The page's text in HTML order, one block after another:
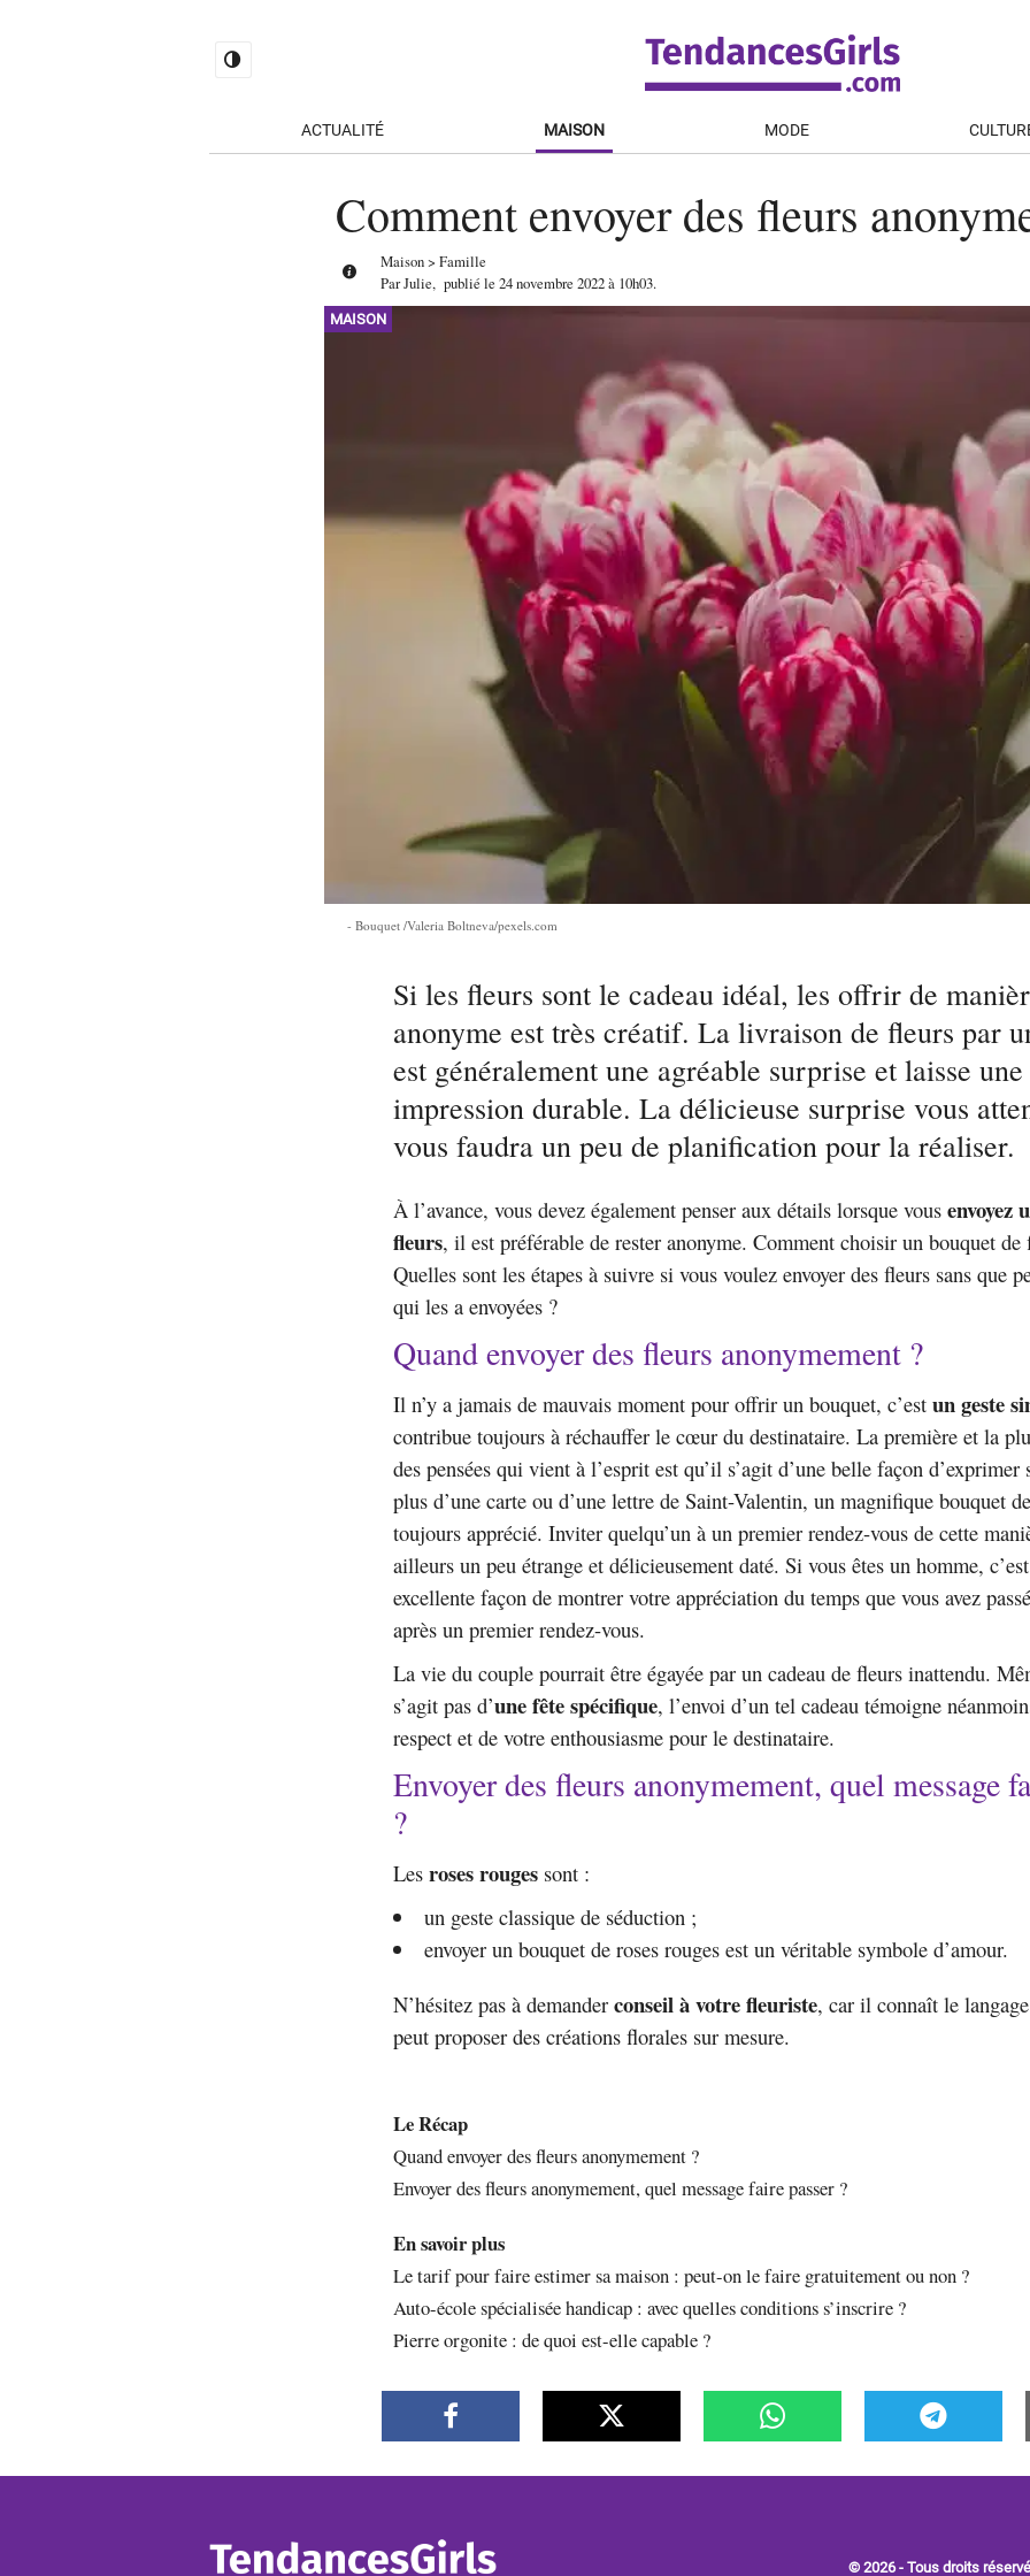
ACTUALITÉ MAISON MODE
Comment envoyer des fleurs
Maison> Famille
ParJulie, publié le 24 novembre 2022à 10h03.
MAISON
Bouquet /Valeria Boltneva/pexels.com
Si les fleurs sont le cadeau idéal, les offrir de
anonyme est très créatif. La livraison de fleurs par
est généralement une agréable surprise et laisse une
impression durable. La délicieuse surprise vous
vous faudra un peu de planification pour la réaliser.
À l’avance, vous devez également penser aux détails lorsque vous envoyez
fleurs, il est préférable de rester anonyme. Comment choisir un bouquet de
Quelles sont les étapes à suivre si vous voulez envoyer des fleurs sans que
qui les a envoyées ?
Quand envoyer des fleurs anonymement ?
Il n’y a jamais de mauvais moment pour offrir un bouquet, c’est un geste
contribue toujours à réchauffer le cœur du destinataire. La première et la
des pensées qui vient à l’esprit est qu’il s’agit d’une belle façon d’exprimer
plus d’une carte ou d’une lettre de Saint-Valentin, un magnifique bouquet
toujours apprécié. Inviter quelqu’un à un premier rendez-vous de cette
ailleurs un peu étrange et délicieusement daté. Si vous êtes un homme,
excellente façon de montrer votre appréciation du temps que vous avez
après un premier rendez-vous.
La vie du couple pourrait être égayée par un cadeau de fleurs inattendu.
s’agit pas d’une fête spécifique, l’envoi d’un tel cadeau témoigne
respect et de votre enthousiasme pour le destinataire.
Envoyer des fleurs anonymement, quel message
?
Les roses rouges sont :
un geste classique de séduction ;
envoyer un bouquet de roses rouges est un véritable symbole d’amour.
N’hésitez pas à demander conseil à votre fleuriste, car il connaît le
peut proposer des créations florales sur mesure.
Le Récap
Quand envoyer des fleurs anonymement ?
Envoyer des fleurs anonymement, quel message faire passer ?
En savoir plus
Le tarif pour faire estimer sa maison : peut-on le faire gratuitement ou non ?
Auto-école spécialisée handicap : avec quelles conditions s’inscrire ?
Pierre orgonite : de quoi est-elle capable ?
© 2026 - Tous droits